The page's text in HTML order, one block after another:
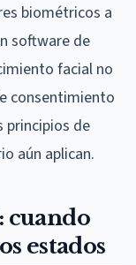
biométricos a
software de
facial no
consentimiento
principios de
aún aplican.
cuando
estados